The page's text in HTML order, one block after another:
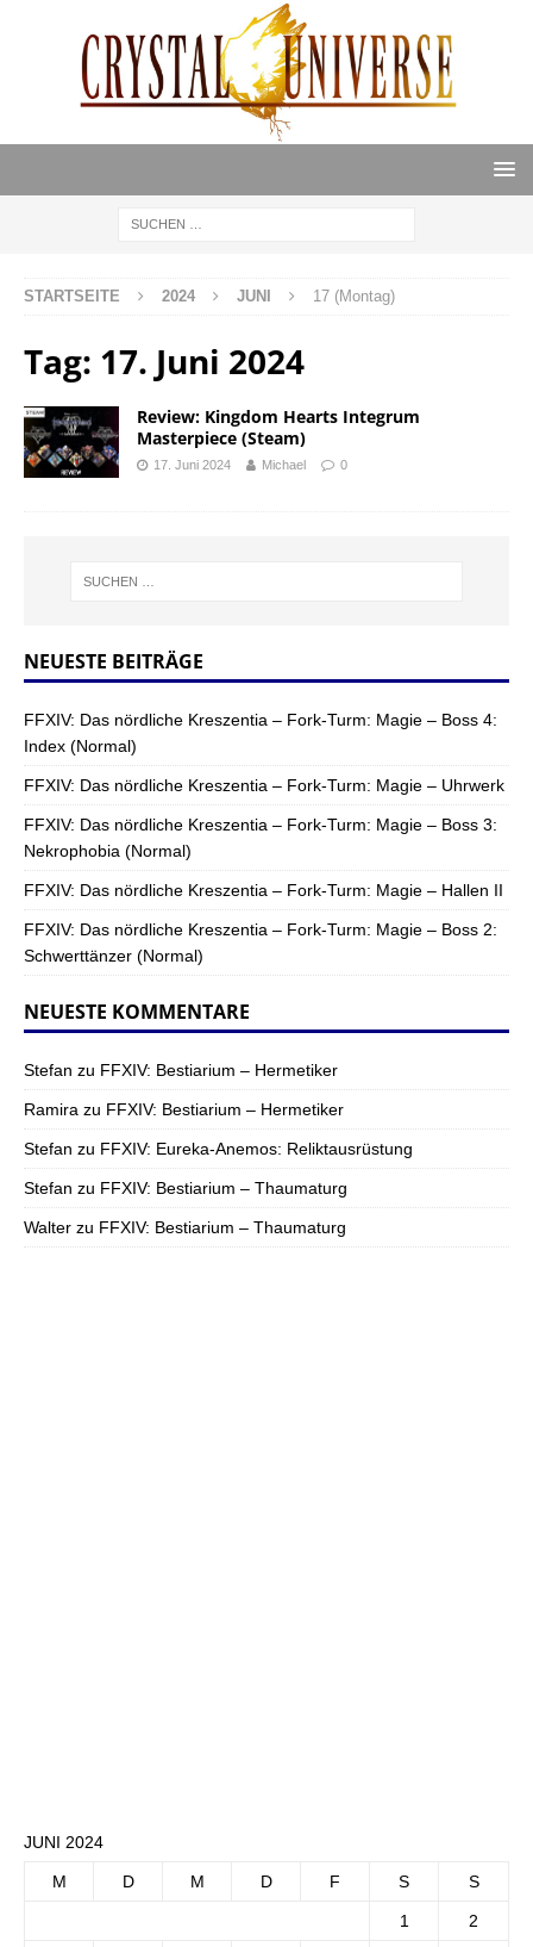
STARTSEITE 2024 JUNI 17 (Montag)
Tag: 17. Juni 2024
Review: Kingdom Hearts Integrum
Masterpiece (Steam)
17. Juni 2024 Michael 0
NEUESTE BEITRÄGE
FFXIV: Das nördliche Kreszentia – Fork-Turm: Magie – Boss 4:
Index (Normal)
FFXIV: Das nördliche Kreszentia – Fork-Turm: Magie – Uhrwerk
FFXIV: Das nördliche Kreszentia – Fork-Turm: Magie – Boss 3:
Nekrophobia (Normal)
FFXIV: Das nördliche Kreszentia – Fork-Turm: Magie – Hallen II
FFXIV: Das nördliche Kreszentia – Fork-Turm: Magie – Boss 2:
Schwerttänzer (Normal)
NEUESTE KOMMENTARE
Stefan zu FFXIV: Bestiarium – Hermetiker
Ramira zu FFXIV: Bestiarium – Hermetiker
Stefan zu FFXIV: Eureka-Anemos: Reliktausrüstung
Stefan zu FFXIV: Bestiarium – Thaumaturg
Walter zu FFXIV: Bestiarium – Thaumaturg
JUNI 2024
M D M D F S S
1 2